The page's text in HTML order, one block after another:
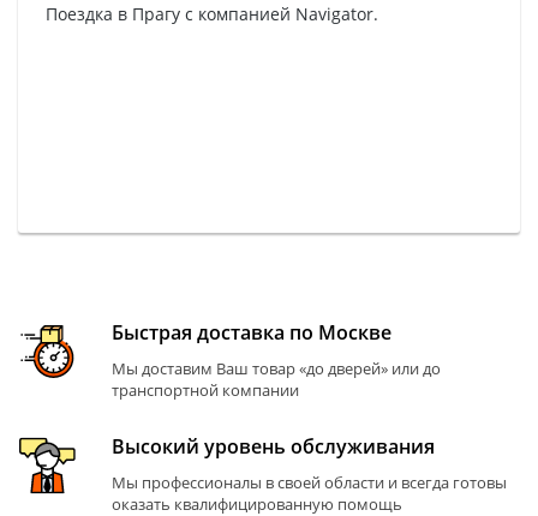
Поездка в Прагу с компанией Navigator.
Быстрая доставка по Москве
Мы доставим Ваш товар «до дверей» или до
транспортной компании
Высокий уровень обслуживания
Мы профессионалы в своей области и всегда готовы
оказать квалифицированную помощь